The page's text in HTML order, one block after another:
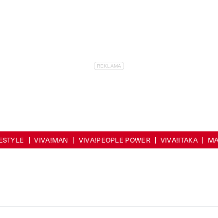
VIVA!MAN VIVA!PEOPLE POWER VIVA!ITAKA